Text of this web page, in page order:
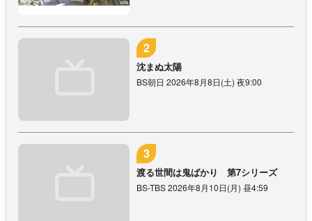
沈まぬ太陽
BS朝日 2026年8月8日(土) 夜9:00
渡る世間は鬼ばかり 第7シリーズ
BS-TBS 2026年8月10日(月) 昼4:59